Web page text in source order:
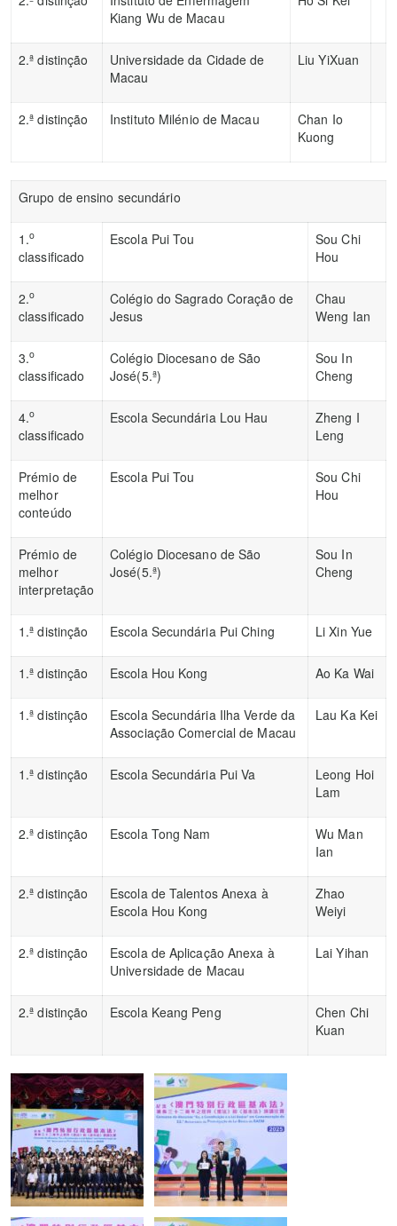
Kiang Wu de Macau
2.ª distinção
Universidade da Cidade de
Macau
Liu YiXuan
2.ª distinção Instituto Milénio de Macau
Chan Io
Kuong
Grupo de ensino secundário
1.o
classificado
Escola Pui Tou
Sou Chi
Hou
2.o
classificado
Colégio do Sagrado Coração de
Jesus
Chau
Weng Ian
3.o
classificado
Colégio Diocesano de São
José(5.ª)
Sou In
Cheng
4.o
classificado
Escola Secundária Lou Hau
Zheng I
Leng
Prémio de
melhor
conteúdo
Escola Pui Tou
Sou Chi
Hou
Prémio de
melhor
interpretação
Colégio Diocesano de São
José(5.ª)
Sou In
Cheng
1.ª distinção Escola Secundária Pui Ching Li Xin Yue
1.ª distinção Escola Hou Kong Ao Ka Wai
1.ª distinção
Escola Secundária Ilha Verde da
Associação Comercial de Macau
Lau Ka Kei
1.ª distinção Escola Secundária Pui Va
Leong Hoi
Lam
2.ª distinção Escola Tong Nam
Wu Man
Ian
2.ª distinção
Escola de Talentos Anexa à
Escola Hou Kong
Zhao
Weiyi
2.ª distinção
Escola de Aplicação Anexa à
Universidade de Macau
Lai Yihan
2.ª distinção Escola Keang Peng
Chen Chi
Kuan